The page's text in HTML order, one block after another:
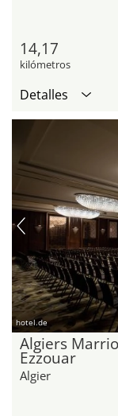
14,17
kilómetros
Detalles
hotel.de
Algiers
Ezzouar
Algier